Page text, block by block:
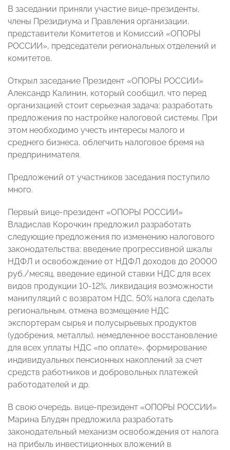
В заседании приняли участие вице-президенты,
члены Президиума и Правления организации,
представители Комитетов и Комиссий «ОПОРЫ
РОССИИ», председатели региональных отделений и
комитетов.
Открыл заседание Президент «ОПОРЫ РОССИИ»
Александр Калинин, который сообщил, что перед
организацией стоит серьезная задача: разработать
предложения по настройке налоговой системы. При
этом необходимо учесть интересы малого и
среднего бизнеса, облегчить налоговое бремя на
предпринимателя.
Предложений от участников заседания поступило
много.
Первый вице-президент «ОПОРЫ РОССИИ»
Владислав Корочкин предложил разработать
следующие предложения по изменению налогового
законодательства: введение прогрессивной шкалы
НДФЛ и освобождение от НДФЛ доходов до 20000
руб./месяц, введение единой ставки НДС для всех
видов продукции 10-12%, ликвидация возможности
манипуляций с возвратом НДС, 50% налога сделать
региональным, отмена возмещение НДС
экспортерам сырья и полусырьевых продуктов
(удобрения, металлы), немедленное восстановление
для всех уплаты НДС «по оплате», формирование
индивидуальных пенсионных накоплений за счет
средств работников и добровольных платежей
работодателей и др.
В свою очередь, вице-президент «ОПОРЫ РОССИИ»
Марина Блудян предложила разработать
законодательный механизм освобождения от налога
на прибыль инвестиционных вложений в